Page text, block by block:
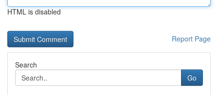
HTML is disabled
Report Page
Search
Go